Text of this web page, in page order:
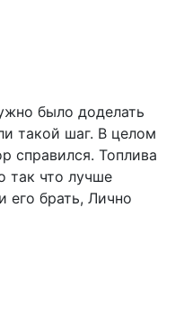
было доделать
такой шаг. В целом
справился. Топлива
так что лучше
его брать, Лично